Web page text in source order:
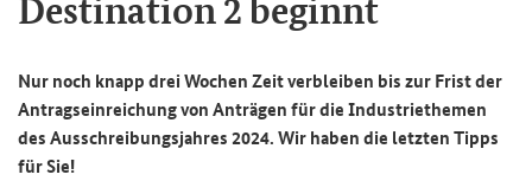
De­sti­na­ti­on 2 be­ginnt
Nur noch knapp drei Wo­chen Zeit ver­blei­ben bis zur Frist der
An­trags­ein­rei­chung von An­trä­gen für die In­dus­trie­the­men
des Aus­schrei­bungs­jah­res 2024. Wir haben die letz­ten Tipps
für Sie!